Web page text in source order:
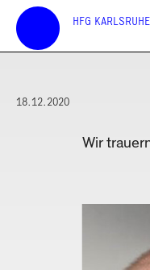
HFG KARLSRUHE
18.12.2020
Wir